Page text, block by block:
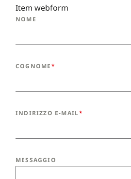
Item webform
NOME
COGNOME
INDIRIZZO E-MAIL
MESSAGGIO